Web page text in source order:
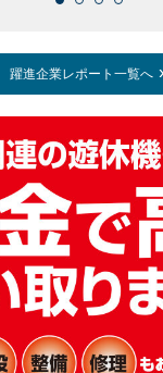
躍進企業レポート一覧へ